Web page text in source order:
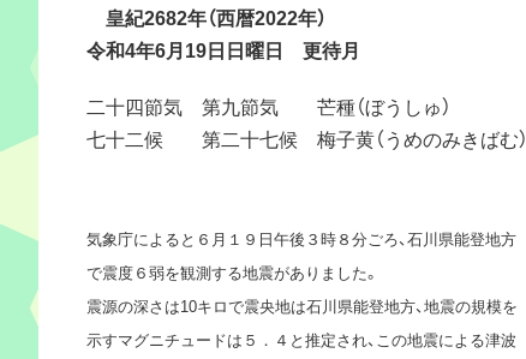
皇紀2682年（西暦2022年）
令和4年6月19日日曜日 更待月
二十四節気 第九節気 芒種（ぼうしゅ）
七十二候 第二十七候 梅子黄（うめのみきばむ）
気象庁によると６月１９日午後３時８分ごろ、石川県能登地方
で震度６弱を観測する地震がありました。
震源の深さは10キロで震央地は石川県能登地方、地震の規模を
示すマグニチュードは５．４と推定され、この地震による津波